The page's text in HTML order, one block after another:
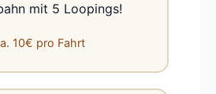
mit 5 Loopings!
10€ pro Fahrt